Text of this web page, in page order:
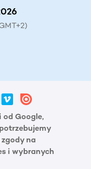
Google,
na
i wybranych